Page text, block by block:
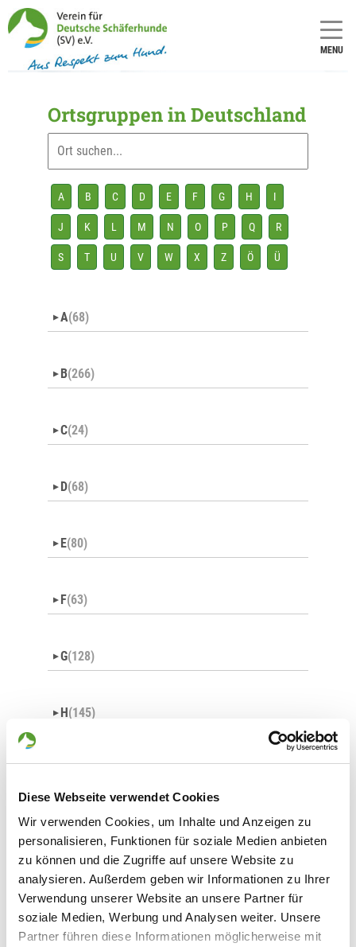
Diese Webseite verwendet Cookies
Wir verwenden Cookies, um Inhalte und Anzeigen zu
personalisieren, Funktionen für soziale Medien anbieten
zu können und die Zugriffe auf unsere Website zu
analysieren. Außerdem geben wir Informationen zu Ihrer
Verwendung unserer Website an unsere Partner für
soziale Medien, Werbung und Analysen weiter. Unsere
Partner führen diese Informationen möglicherweise mit
MENU
Ortsgruppen in Deutschland
A B C D E F G H I
J K L M N O P Q R
S T U V W X Z Ö Ü
▼A(68)
▼ B(266)
▼C(24)
▼ D(68)
▼ E(80)
▼ F(63)
▼G(128)
▼ H(145)
I(18)
▼J(10)
▼K(100)
▼ L(126)